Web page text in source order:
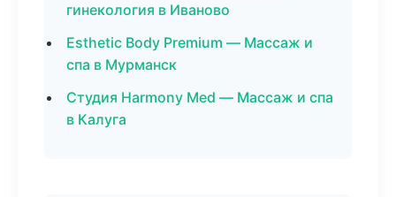
гинекология в Иваново
Esthetic Body Premium — Массаж и
спа в Мурманск
Студия Harmony Med — Массаж и спа
в Калуга